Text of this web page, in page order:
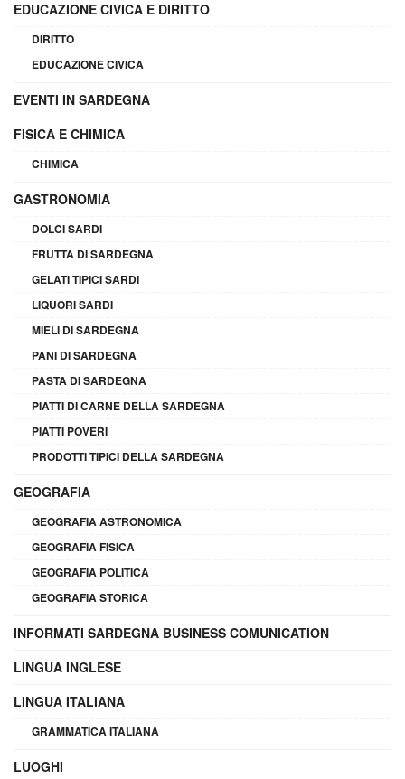
EDUCAZIONE CIVICA E DIRITTO
DIRITTO
EDUCAZIONE CIVICA
EVENTI IN SARDEGNA
FISICA E CHIMICA
CHIMICA
GASTRONOMIA
DOLCI SARDI
FRUTTA DI SARDEGNA
GELATI TIPICI SARDI
LIQUORI SARDI
MIELI DI SARDEGNA
PANI DI SARDEGNA
PASTA DI SARDEGNA
PIATTI DI CARNE DELLA SARDEGNA
PIATTI POVERI
PRODOTTI TIPICI DELLA SARDEGNA
GEOGRAFIA
GEOGRAFIA ASTRONOMICA
GEOGRAFIA FISICA
GEOGRAFIA POLITICA
GEOGRAFIA STORICA
INFORMATI SARDEGNA BUSINESS COMUNICATION
LINGUA INGLESE
LINGUA ITALIANA
GRAMMATICA ITALIANA
LUOGHI